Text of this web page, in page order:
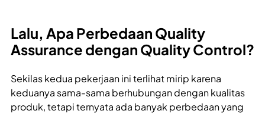
Lalu, Apa Perbedaan Quality
Assurance dengan Quality Control?
Sekilas kedua pekerjaan ini terlihat mirip karena
keduanya sama-sama berhubungan dengan kualitas
produk, tetapi ternyata ada banyak perbedaan yang